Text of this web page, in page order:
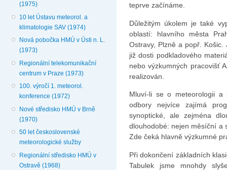
(1975)
10 let Ústavu meteorol. a
klimatologie SAV (1974)
Nová pobočka HMÚ v Ústi n. L.
(1973)
Regionální telekomunikační
centrum v Praze (1973)
100. výročí 1. meteorol.
konference (1972)
Nové středisko HMÚ v Brně
(1970)
50 let československé
meteorologické služby
Regionální středisko HMÚ v
Ostravě (1968)
teprve začínáme.
Důležitým úkolem je také
oblastí: hlavního města
Ostravy, Plzně a popř.
již dosti podkladového
nebo výzkumných pra­covišť
realizován.
Mluví-li se o meteorologii a
odbory nejvíce zajímá
synoptické, ale zejména
dlouhodobé: nejen měsíční a
Zde čeká hlavně výzkumné
Při dokončení základních
Tabulek jsme mnohdy